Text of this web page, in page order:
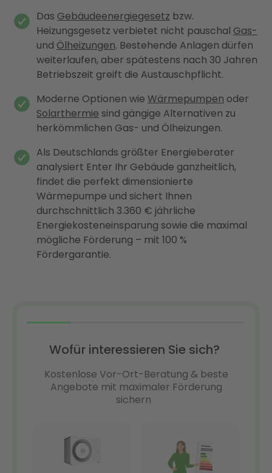
Das Gebäudeenergiegesetz bzw.
Heizungsgesetz verbietet nicht pauschal Gas-
und Ölheizungen. Bestehende Anlagen dürfen
weiterlaufen, aber spätestens nach 30 Jahren
Betriebszeit greift die Austauschpflicht.
Moderne Optionen wie Wärmepumpen oder
Solarthermie sind gängige Alternativen zu
herkömmlichen Gas- und Ölheizungen.
Als Deutschlands größter Energieberater
analysiert Enter Ihr Gebäude ganzheitlich,
findet die perfekt dimensionierte
Wärmepumpe und sichert Ihnen
durchschnittlich 3.360 € jährliche
Energiekosteneinsparung sowie die maximal
mögliche Förderung – mit 100 %
Fördergarantie.